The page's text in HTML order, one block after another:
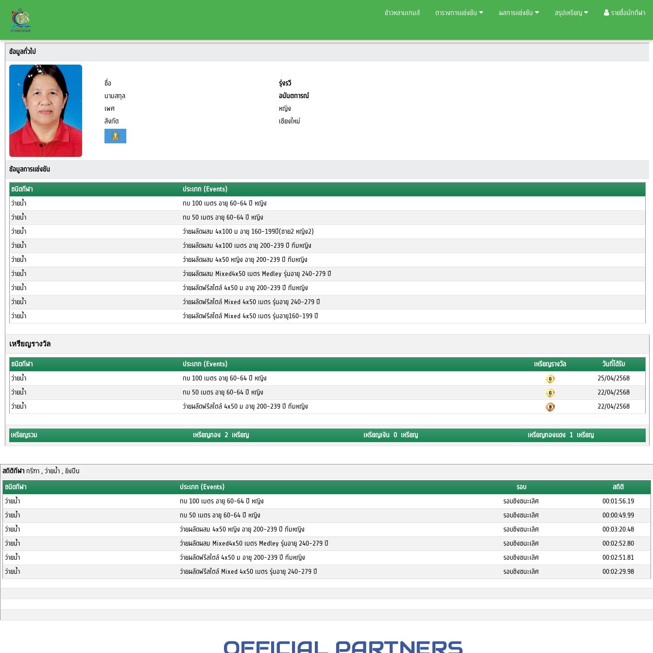
ข้าวหลามเกมส์ ตารางการแข่งขัน ผลการแข่งขัน สรุปเหรียญ รายชื่อนักกีฬา
ข้อมูลทั่วไป
ชื่อ
รุ่งรวี
นามสกุล
อนันตการณ์
เพศ
หญิง
สังกัด
เชียงใหม่
ข้อมูลการแข่งขัน
ชนิดกีฬา
ประเภท (Events)
ว่ายน้ำ
กบ 100 เมตร อายุ 60-64 ปี หญิง
ว่ายน้ำ
กบ 50 เมตร อายุ 60-64 ปี หญิง
ว่ายน้ำ
ว่ายผลัดผสม 4x100 ม อายุ 160-199ปี(ชาย2 หญิง2)
ว่ายน้ำ
ว่ายผลัดผสม 4x100 เมตร อายุ 200-239 ปี ทีมหญิง
ว่ายน้ำ
ว่ายผลัดผสม 4x50 หญิง อายุ 200-239 ปี ทีมหญิง
ว่ายน้ำ
ว่ายผลัดผสม Mixed4x50 เมตร Medley รุ่นอายุ 240-279 ปี
ว่ายน้ำ
ว่ายผลัดฟรีสไตล์ 4x50 ม อายุ 200-239 ปี ทีมหญิง
ว่ายน้ำ
ว่ายผลัดฟรีสไตล์ Mixed 4x50 เมตร รุ่นอายุ 240-279 ปี
ว่ายน้ำ
ว่ายผลัดฟรีสไตล์ Mixed 4x50 เมตร รุ่นอายุ160-199 ปี
เหรียญรางวัล
ชนิดกีฬา ประเภท (Events) เหรียญรางวัล
วันที่ได้รับ
ว่ายน้ำ
กบ 100 เมตร อายุ 60-64 ปี หญิง
25/04/2568
ว่ายน้ำ
กบ 50 เมตร อายุ 60-64 ปี หญิง
22/04/2568
ว่ายน้ำ
ว่ายผลัดฟรีสไตล์ 4x50 ม อายุ 200-239 ปี ทีมหญิง 22/04/2568
เหรียญรวม เหรียญทอง 2 เหรียญ เหรียญเงิน 0 เหรียญ เหรียญทองแดง 1 เหรียญ
สถิติกีฬากรีฑา , ว่ายน้ำ , ยิงปืน
ชนิดกีฬา
ประเภท (Events) รอบ
สถิติ
ว่ายน้ำ
กบ 100 เมตร อายุ 60-64 ปี หญิง รอบชิงชนะเลิศ
00:01:56.19
ว่ายน้ำ
กบ 50 เมตร อายุ 60-64 ปี หญิง รอบชิงชนะเลิศ
00:00:49.99
ว่ายน้ำ
ว่ายผลัดผสม 4x50 หญิง อายุ 200-239 ปี ทีมหญิง รอบชิงชนะเลิศ
00:03:20.48
ว่ายน้ำ
ว่ายผลัดผสม Mixed4x50 เมตร Medley รุ่นอายุ 240-279 ปี รอบชิงชนะเลิศ
00:02:52.80
ว่ายน้ำ
ว่ายผลัดฟรีสไตล์ 4x50 ม อายุ 200-239 ปี ทีมหญิง รอบชิงชนะเลิศ
00:02:51.81
ว่ายน้ำ
ว่ายผลัดฟรีสไตล์ Mixed 4x50 เมตร รุ่นอายุ 240-279 ปี รอบชิงชนะเลิศ 00:02:29.98